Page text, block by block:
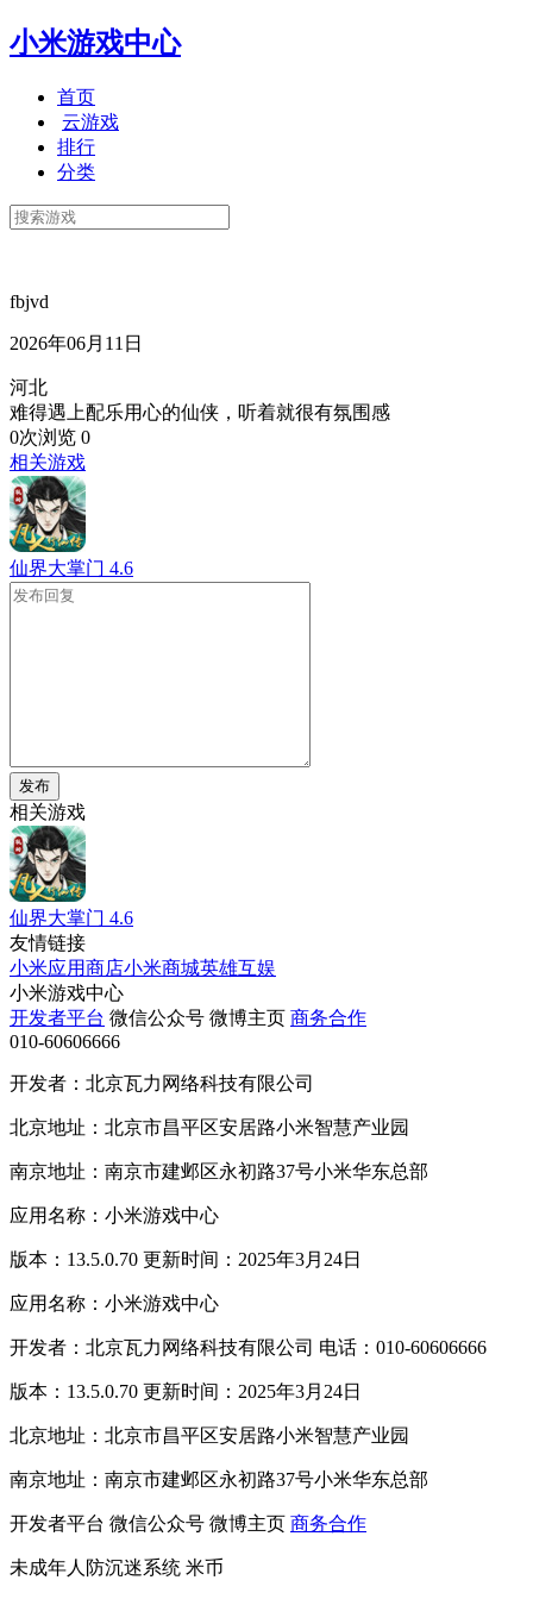
小米游戏中心
首页
云游戏
排行
分类
fbjvd
2026年06月11日
河北
难得遇上配乐用心的仙侠，听着就很有氛围感
0次浏览 0
相关游戏
仙界大掌门 4.6
发布
相关游戏
仙界大掌门 4.6
友情链接
小米应用商店小米商城英雄互娱
小米游戏中心
开发者平台 微信公众号 微博主页 商务合作
010-60606666
开发者：北京瓦力网络科技有限公司
北京地址：北京市昌平区安居路小米智慧产业园
南京地址：南京市建邺区永初路37号小米华东总部
应用名称：小米游戏中心
版本：13.5.0.70 更新时间：2025年3月24日
应用名称：小米游戏中心
开发者：北京瓦力网络科技有限公司 电话：010-60606666
版本：13.5.0.70 更新时间：2025年3月24日
北京地址：北京市昌平区安居路小米智慧产业园
南京地址：南京市建邺区永初路37号小米华东总部
开发者平台 微信公众号 微博主页 商务合作
未成年人防沉迷系统 米币